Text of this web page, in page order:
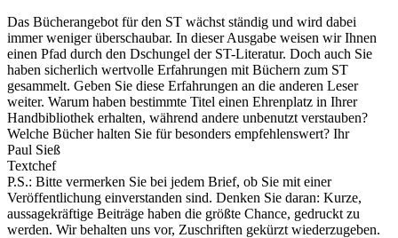
Das Bücherangebot für den ST wächst ständig und wird dabei
immer weniger überschaubar. In dieser Ausgabe weisen wir Ihnen
einen Pfad durch den Dschungel der ST-Literatur. Doch auch Sie
haben sicherlich wertvolle Erfahrungen mit Büchern zum ST
gesammelt. Geben Sie diese Erfahrungen an die anderen Leser
weiter. Warum haben bestimmte Titel einen Ehrenplatz in Ihrer
Handbibliothek erhalten, während andere unbenutzt verstauben?
Welche Bücher halten Sie für besonders empfehlenswert? Ihr
Paul Sieß
Textchef
P.S.: Bitte vermerken Sie bei jedem Brief, ob Sie mit einer
Veröffentlichung einverstanden sind. Denken Sie daran: Kurze,
aussagekräftige Beiträge haben die größte Chance, gedruckt zu
werden. Wir behalten uns vor, Zuschriften gekürzt wiederzugeben.